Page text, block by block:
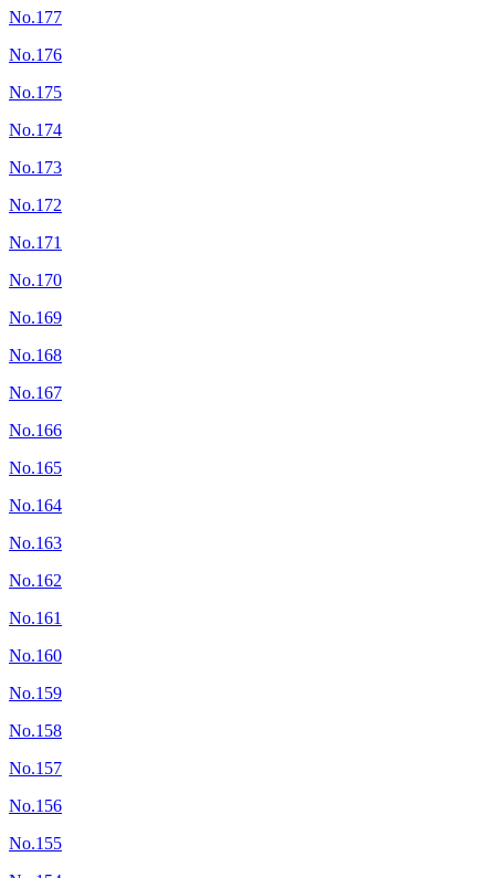
No.177
No.176
No.175
No.174
No.173
No.172
No.171
No.170
No.169
No.168
No.167
No.166
No.165
No.164
No.163
No.162
No.161
No.160
No.159
No.158
No.157
No.156
No.155